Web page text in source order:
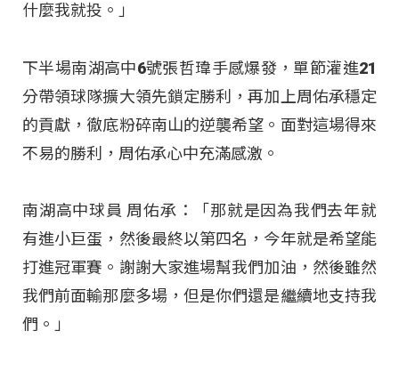
什麼我就投。」
下半場南湖高中6號張哲瑋手感爆發，單節灌進21
分帶領球隊擴大領先鎖定勝利，再加上周佑承穩定
的貢獻，徹底粉碎南山的逆襲希望。面對這場得來
不易的勝利，周佑承心中充滿感激。
南湖高中球員 周佑承：「那就是因為我們去年就
有進小巨蛋，然後最終以第四名，今年就是希望能
打進冠軍賽。謝謝大家進場幫我們加油，然後雖然
我們前面輸那麼多場，但是你們還是繼續地支持我
們。」